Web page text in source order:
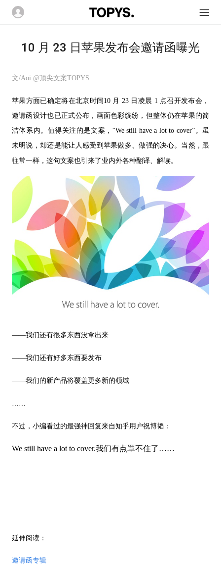
10 月 23 日苹果发布会邀请函曝光
文/Aoi @顶尖文案TOPYS
苹果方面已确定将在北京时间10 月 23 日凌晨 1 点召开发布会，
邀请函设计也已正式公布，画面色彩缤纷，但整体仍在苹果的简
洁体系内。值得关注的是文案，“We still have a lot to cover”。虽
未明说，却还是能让人感受到苹果做多、做强的决心。当然，跟
往常一样，这句文案也引来了业内外各种翻译、解读。
——我们还有很多东西没拿出来
——我们还有好多东西要发布
——我们的新产品将覆盖更多新的领域
不过，小编看过的最强神回复来自知乎用户祝博韬：
We still have a lot to cover.我们有点罩不住了……
延伸阅读：
邀请函专辑